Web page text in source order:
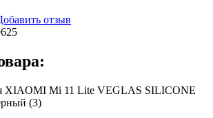
отзыв
XIAOMI Mi 11 Lite VEGLAS SILICONE
(3)